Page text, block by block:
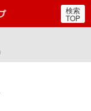
郵便局・日本郵政グルー
検索
TOP